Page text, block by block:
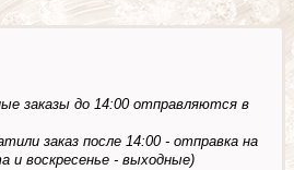
заказы до 14:00 отправляются в
заказ после 14:00 - отправка на
и воскресенье - выходные)